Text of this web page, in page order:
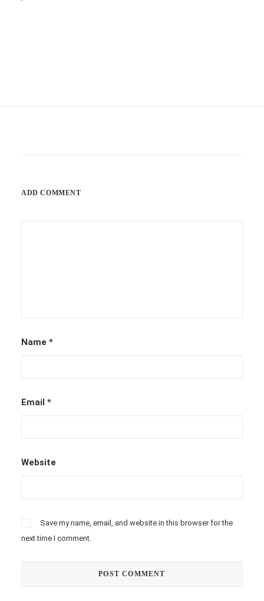
ADD COMMENT
Name *
Email *
Website
Save my name, email, and website in this browser for the
next time I comment.